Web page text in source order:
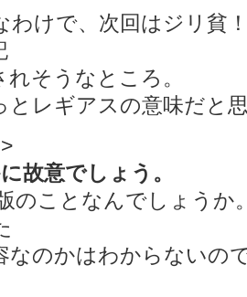
わけで、次回はジリ貧
そうなところ。
レギアスの意味だと
故意でしょう。
のことなんでしょうか
なのかはわからないの